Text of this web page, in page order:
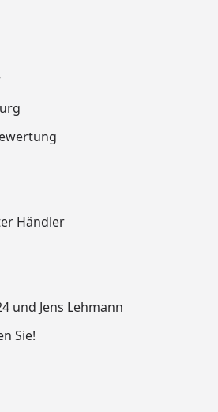
Händler
und Jens Lehmann
Sie!